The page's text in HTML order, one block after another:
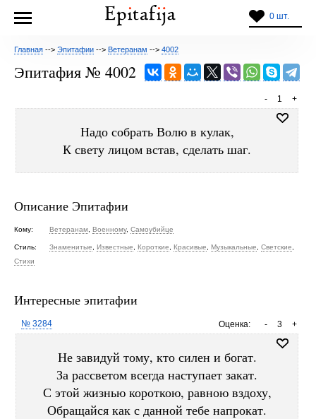
0 шт.
Главная --> Эпитафии --> Ветеранам --> 4002
Эпитафия № 4002
+
1
-
Надо собрать Волю в кулак,
К свету лицом встав, сделать шаг.
Описание Эпитафии
Кому: Ветеранам Военному, Самоубийце
Стиль: Знаменитые Известные Короткие Красивые Музыкальные Светские
Стихи
Интересные эпитафии
Оценка: +
3
-
№ 3284
Не завидуй тому, кто силен и богат.
За рассветом всегда наступает закат.
С этой жизнью короткою, равною вздоху,
Обращайся как с данной тебе напрокат.